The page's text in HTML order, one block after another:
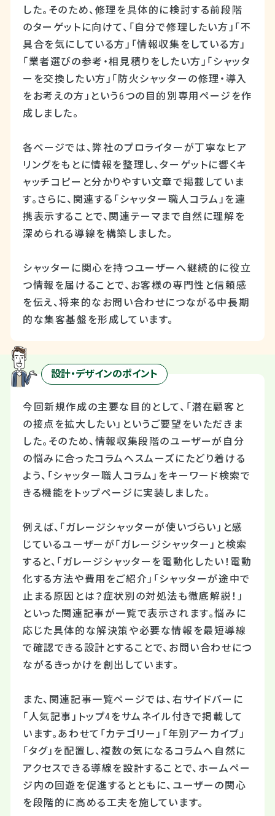
した。そのため、修理を具体的に検討する前段階
のターゲットに向けて、「自分で修理したい方」「不
具合を気にしている方」「情報収集をしている方」
「業者選びの参考・相見積りをしたい方」「シャッタ
ーを交換したい方」「防火シャッターの修理・導入
をお考えの方」という6つの目的別専用ページを作
成しました。
各ページでは、弊社のプロライターが丁寧なヒア
リングをもとに情報を整理し、ターゲットに響くキ
ャッチコピーと分かりやすい文章で掲載していま
す。さらに、関連する「シャッター職人コラム」を連
携表示することで、関連テーマまで自然に理解を
深められる導線を構築しました。
シャッターに関心を持つユーザーへ継続的に役立
つ情報を届けることで、お客様の専門性と信頼感
を伝え、将来的なお問い合わせにつながる中長期
的な集客基盤を形成しています。
設計・デザインのポイント
今回新規作成の主要な目的として、「潜在顧客と
の接点を拡大したい」というご要望をいただきま
した。そのため、情報収集段階のユーザーが自分
の悩みに合ったコラムへスムーズにたどり着ける
よう、「シャッター職人コラム」をキーワード検索で
きる機能をトップページに実装しました。
例えば、「ガレージシャッターが使いづらい」と感
じているユーザーが「ガレージシャッター」と検索
すると、「ガレージシャッターを電動化したい！電動
化する方法や費用をご紹介」「シャッターが途中で
止まる原因とは？症状別の対処法も徹底解説！」
といった関連記事が一覧で表示されます。悩みに
応じた具体的な解決策や必要な情報を最短導線
で確認できる設計とすることで、お問い合わせにつ
ながるきっかけを創出しています。
また、関連記事一覧ページでは、右サイドバーに
「人気記事」トップ4をサムネイル付きで掲載して
います。あわせて「カテゴリー」「年別アーカイブ」
「タグ」を配置し、複数の気になるコラムへ自然に
アクセスできる導線を設計することで、ホームペー
ジ内の回遊を促進するとともに、ユーザーの関心
を段階的に高める工夫を施しています。